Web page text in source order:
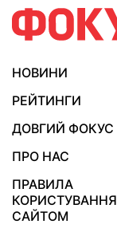
НОВИНИ
РЕЙТИНГИ
ДОВГИЙ ФОКУС
ПРО НАС
ПРАВИЛА
КОРИСТУВАННЯ
САЙТОМ